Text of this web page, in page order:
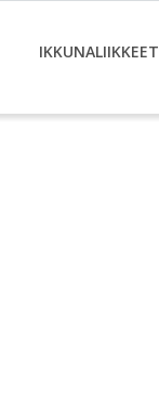
IKKUNALIIKKEET